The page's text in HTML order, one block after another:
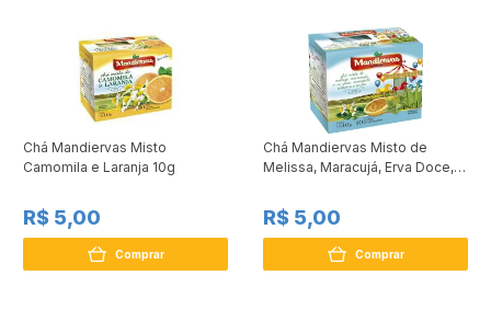
Chá Mandiervas Misto
Camomila e Laranja 10g
R$ 5,00
Comprar
Chá Mandiervas Misto de
Melissa, Maracujá, Erva Doce,
Endro 10g
R$ 5,00
Comprar